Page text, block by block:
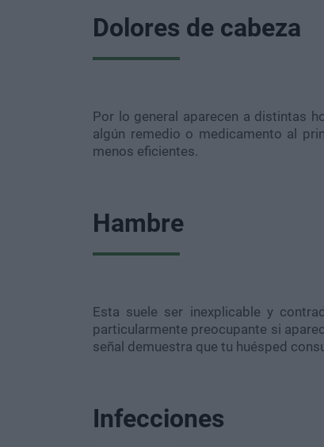
Dolores de cabeza
Por lo general aparecen a distintas
algún remedio o medicamento al
menos eficientes.
Hambre
Esta suele ser inexplicable y
particularmente preocupante si
señal demuestra que tu huésped
Infecciones